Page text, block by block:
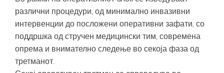
различни процедури, од минимално инвазивни
интервенции до посложени оперативни зафати, со
поддршка од стручен медицински тим, современа
опрема и внимателно следење во секоја фаза од
третманот.